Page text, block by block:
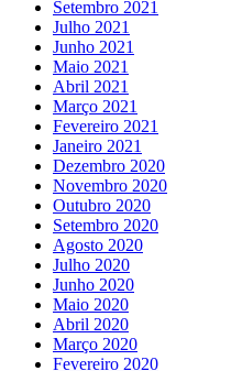
Setembro 2021
Julho 2021
Junho 2021
Maio 2021
Abril 2021
Março 2021
Fevereiro 2021
Janeiro 2021
Dezembro 2020
Novembro 2020
Outubro 2020
Setembro 2020
Agosto 2020
Julho 2020
Junho 2020
Maio 2020
Abril 2020
Março 2020
Fevereiro 2020